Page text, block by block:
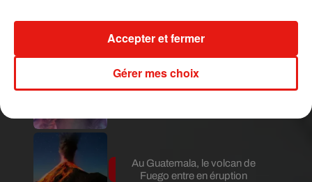
en Argentine, et en pleine...
Karol G dévoile la tracklist de
son nouvel album… avec des
Au Guatemala, le volcan de
Fuego entre en éruption
Gérer mes choix
Accepter et fermer